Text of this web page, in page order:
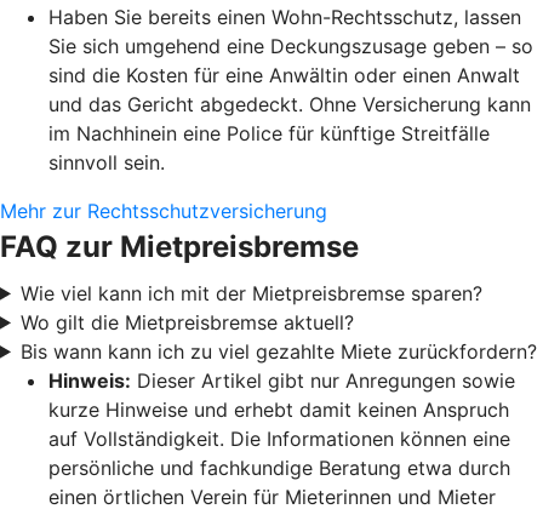
Haben Sie bereits einen Wohn-Rechtsschutz, lassen
Sie sich umgehend eine Deckungszusage geben – so
sind die Kosten für eine Anwältin oder einen Anwalt
und das Gericht abgedeckt. Ohne Versicherung kann
im Nachhinein eine Police für künftige Streitfälle
sinnvoll sein.
Mehr zur Rechtsschutzversicherung
FAQ zur Mietpreisbremse
Wie viel kann ich mit der Mietpreisbremse sparen?
Wo gilt die Mietpreisbremse aktuell?
Bis wann kann ich zu viel gezahlte Miete zurückfordern?
Hinweis: Dieser Artikel gibt nur Anregungen sowie
kurze Hinweise und erhebt damit keinen Anspruch
auf Vollständigkeit. Die Informationen können eine
persönliche und fachkundige Beratung etwa durch
einen örtlichen Verein für Mieterinnen und Mieter